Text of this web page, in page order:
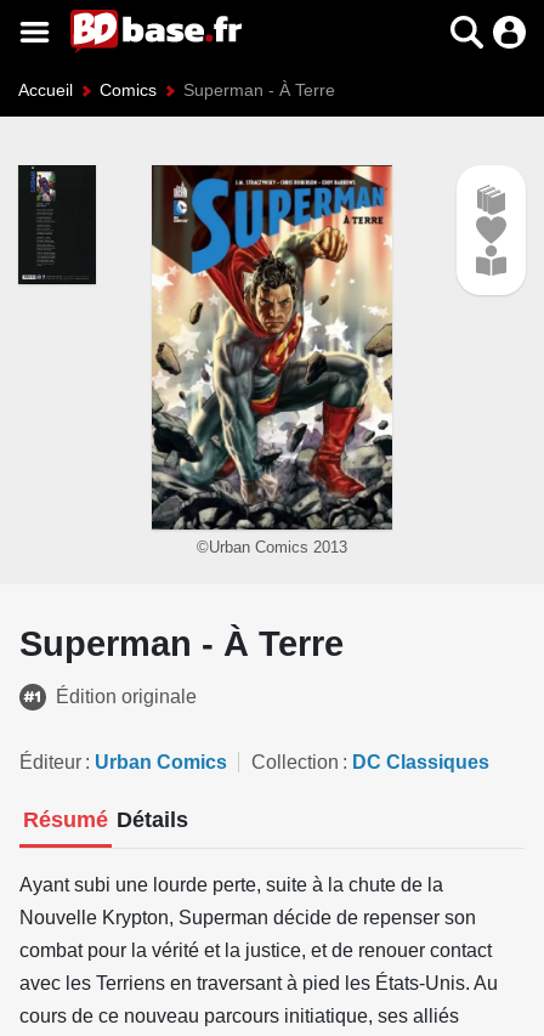
Accueil Comics Superman - À Terre
©Urban Comics 2013
Superman - À Terre
Édition originale
Éditeur Urban Comics Collection DC Classiques
Résumé Détails
Ayant subi une lourde perte, suite à la chute de la
Nouvelle Krypton, Superman décide de repenser son
combat pour la vérité et la justice, et de renouer contact
avec les Terriens en traversant à pied les États-Unis. Au
cours de ce nouveau parcours initiatique, ses alliés